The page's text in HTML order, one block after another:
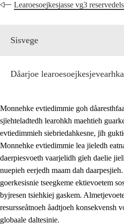
Learoesoejkesjasse vg3
Sisvege
2. Lïeremen, evtiedimmien
Dåarjoe
Monnehke evtiedimmie goh
sjïehteladtedh learohkh maehtieh
evtiedimmieh siebriedahkesne, jïh
Monnehke evtiedimmie lea jieledh
daerpiesvoeth vaarjelidh gïeh daelie
nuepieh eerjedh maam dah
goerkesisnie tseegkeme ektievoetem
byjresen tsiehkiej gaskem.
resursseåtnoeh åadtjoeh konsekvensh
globaale daltesinie.